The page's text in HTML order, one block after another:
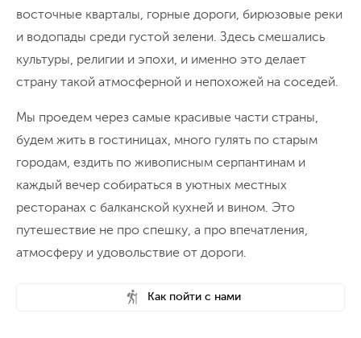
восточные кварталы, горные дороги, бирюзовые реки
и водопады среди густой зелени. Здесь смешались
культуры, религии и эпохи, и именно это делает
страну такой атмосферной и непохожей на соседей.
Мы проедем через самые красивые части страны,
будем жить в гостиницах, много гулять по старым
городам, ездить по живописным серпантинам и
каждый вечер собираться в уютных местных
ресторанах с балканской кухней и вином. Это
путешествие не про спешку, а про впечатления,
атмосферу и удовольствие от дороги.
Как пойти с нами